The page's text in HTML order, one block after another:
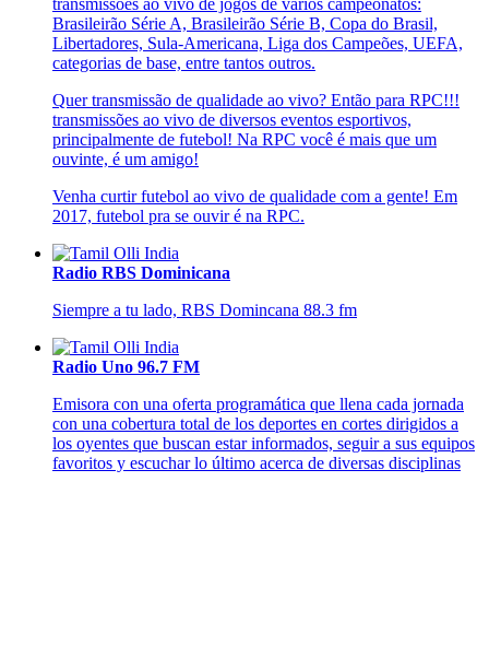
transmissões ao vivo de jogos de vários campeonatos:
Brasileirão Série A, Brasileirão Série B, Copa do Brasil,
Libertadores, Sula-Americana, Liga dos Campeões, UEFA,
categorias de base, entre tantos outros.
Quer transmissão de qualidade ao vivo? Então para RPC!!!
transmissões ao vivo de diversos eventos esportivos,
principalmente de futebol! Na RPC você é mais que um
ouvinte, é um amigo!
Venha curtir futebol ao vivo de qualidade com a gente! Em
2017, futebol pra se ouvir é na RPC.
Radio RBS Dominicana
Siempre a tu lado, RBS Domincana 88.3 fm
Radio Uno 96.7 FM
Emisora con una oferta programática que llena cada jornada
con una cobertura total de los deportes en cortes dirigidos a
los oyentes que buscan estar informados, seguir a sus equipos
favoritos y escuchar lo último acerca de diversas disciplinas